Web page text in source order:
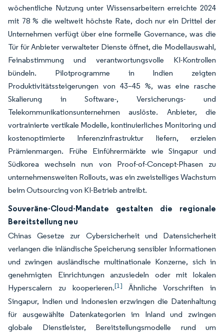
wöchentliche Nutzung unter Wissensarbeitern erreichte 2024
mit 78 % die weltweit höchste Rate, doch nur ein Drittel der
Unternehmen verfügt über eine formelle Governance, was die
Tür für Anbieter verwalteter Dienste öffnet, die Modellauswahl,
Feinabstimmung und verantwortungsvolle KI-Kontrollen
bündeln. Pilotprogramme in Indien zeigten
Produktivitätssteigerungen von 43–45 %, was eine rasche
Skalierung in Software-, Versicherungs- und
Telekommunikationsunternehmen auslöste. Anbieter, die
vortrainierte vertikale Modelle, kontinuierliches Monitoring und
kostenoptimierte Inferenzinfrastruktur liefern, erzielen
Prämienmargen. Frühe Einführermärkte wie Singapur und
Südkorea wechseln nun von Proof-of-Concept-Phasen zu
unternehmensweiten Rollouts, was ein zweistelliges Wachstum
beim Outsourcing von KI-Betrieb antreibt.
Souveräne-Cloud-Mandate gestalten die regionale
Bereitstellung neu
Chinas Gesetze zur Cybersicherheit und Datensicherheit
verlangen die inländische Speicherung sensibler Informationen
und zwingen ausländische multinationale Konzerne, sich in
genehmigten Einrichtungen anzusiedeln oder mit lokalen
Hyperscalern zu kooperieren.[1] Ähnliche Vorschriften in
Singapur, Indien und Indonesien erzwingen die Datenhaltung
für ausgewählte Datenkategorien im Inland und zwingen
globale Dienstleister, Bereitstellungsmodelle rund um